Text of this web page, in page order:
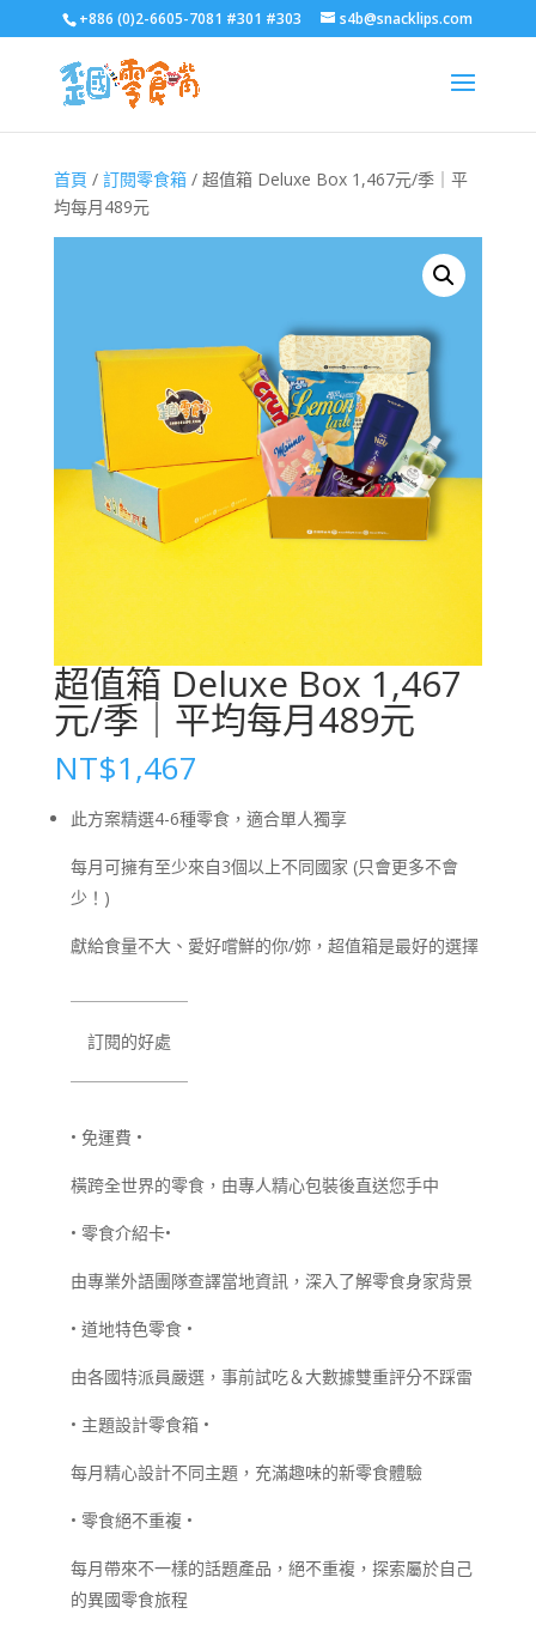
+886 (0)2-6605-7081 #301 #303 s4b@snacklips.com
首頁 / 訂閱零食箱/ 超值箱 Deluxe Box 1,467元/季｜平
均每月489元
超值箱 Deluxe Box 1,467
元/季｜平均每月489元
NT$1,467
此方案精選4-6種零食，適合單人獨享
每月可擁有至少來自3個以上不同國家 (只會更多不會
少！)
獻給食量不大、愛好嚐鮮的你/妳，超值箱是最好的選擇
訂閱的好處
￣￣￣￣￣￣￣
• 免運費 •
橫跨全世界的零食，由專人精心包裝後直送您手中
• 零食介紹卡•
由專業外語團隊查譯當地資訊，深入了解零食身家背景
• 道地特色零食•
由各國特派員嚴選，事前試吃＆大數據雙重評分不踩雷
• 主題設計零食箱•
每月精心設計不同主題，充滿趣味的新零食體驗
• 零食絕不重複•
每月帶來不一樣的話題產品，絕不重複，探索屬於自己
的異國零食旅程